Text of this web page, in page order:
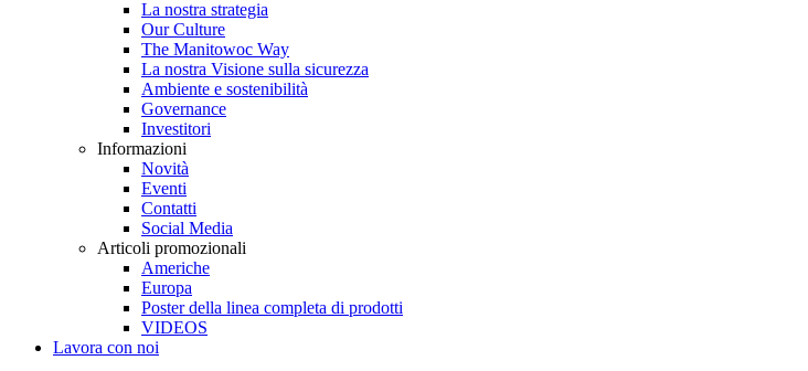
La nostra strategia
Our Culture
The Manitowoc Way
La nostra Visione sulla sicurezza
Ambiente e sostenibilità
Governance
Investitori
Informazioni
Novità
Eventi
Contatti
Social Media
Articoli promozionali
Americhe
Europa
Poster della linea completa di prodotti
VIDEOS
Lavora con noi